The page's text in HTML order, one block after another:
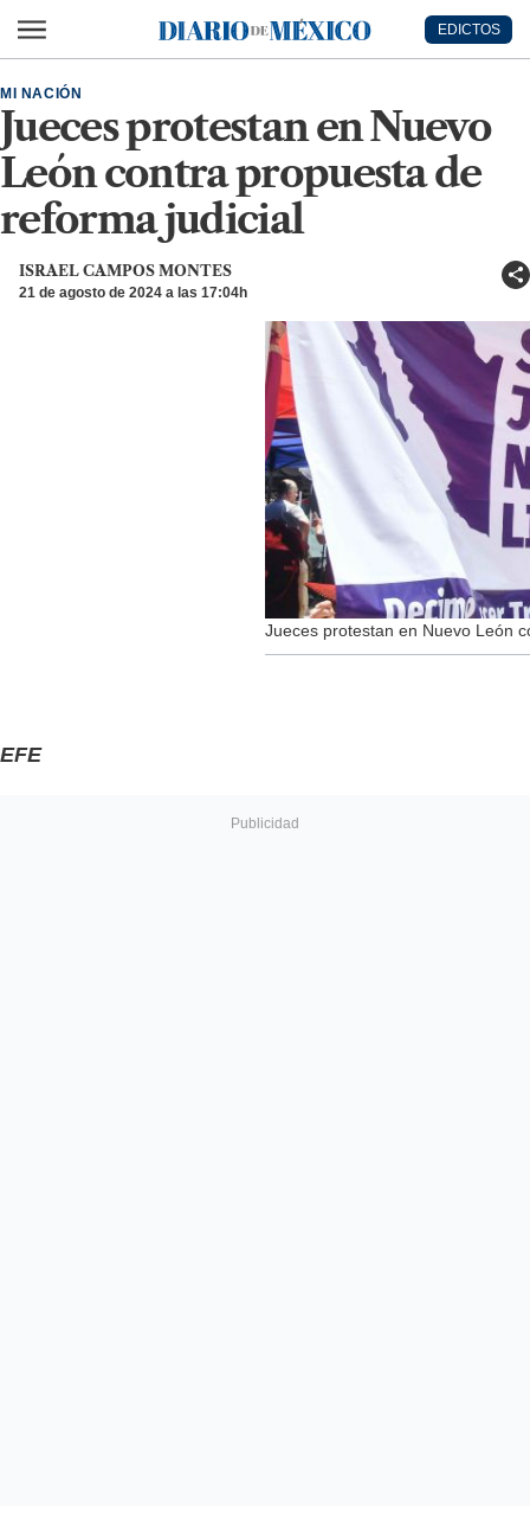
Diario de México
EDICTOS
Jueces protestan en Nuevo
León contra propuesta de
reforma judicial
MI NACIÓN
ISRAEL CAMPOS MONTES
21 de agosto de 2024 a las 17:04h
Jueces protestan en Nuevo León
EFE